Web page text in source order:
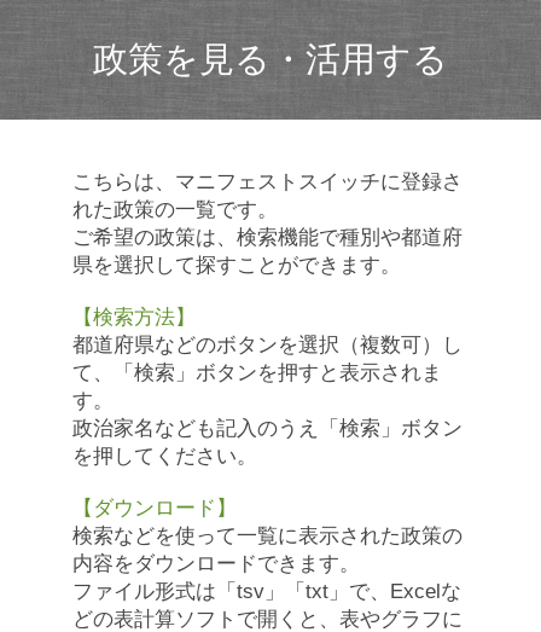
政策を見る・活用する
こちらは、マニフェストスイッチに登録さ
れた政策の一覧です。
ご希望の政策は、検索機能で種別や都道府
県を選択して探すことができます。
【検索方法】
都道府県などのボタンを選択（複数可）し
て、「検索」ボタンを押すと表示されま
す。
政治家名なども記入のうえ「検索」ボタン
を押してください。
【ダウンロード】
検索などを使って一覧に表示された政策の
内容をダウンロードできます。
ファイル形式は「tsv」「txt」で、Excelな
どの表計算ソフトで開くと、表やグラフに